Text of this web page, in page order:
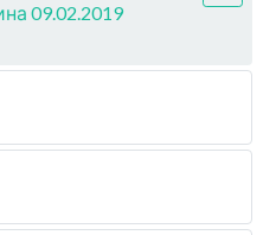
09.02.2019